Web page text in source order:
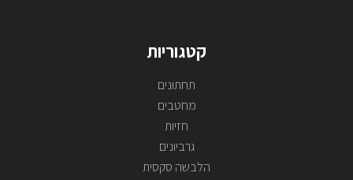
קטגוריות
תחתונים
מחטבים
חזיות
גרביונים
הלבשה סקסית